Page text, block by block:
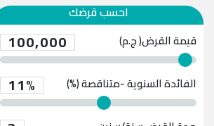
احسب قرضك
قيمة القرض( ج.م) 100,000
الفائدة السنوية -متناقصة (%) 11%